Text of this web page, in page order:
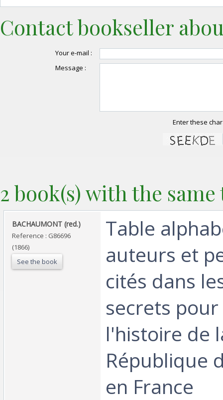
Contact bookseller
Your e-mail :
Message :
Enter these
2 book(s) with the
‎BACHAUMONT (red.)‎
Reference : G86696
(1866)
See the book
‎Table
auteurs et
cités dans
secrets
l'histoire de
République
en France‎